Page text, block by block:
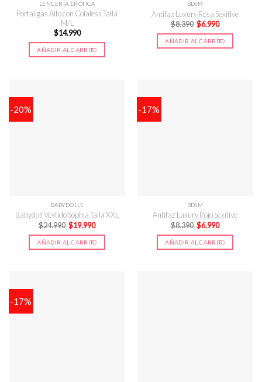
LENCERÍA ERÓTICA
Portaligas Alto con Colaless Talla
M/L
$14.990
AÑADIR AL CARRITO
BDSM
Antifaz Luxury Rosa Sexitive
$8.390 El
precio
original
era:
$8.390.
$6.990El
actual
es:
$6.990.
AÑADIR AL CARRITO
-20%
BABYDOLLS
Babydoll Vestido Sophia Talla XXL
$24.990 El
precio
original
era:
$24.990.
$19.990El
actual
es:
$19.990.
AÑADIR AL CARRITO
-17%
BDSM
Antifaz Luxury Rojo Sexitive
$8.390 El
precio
original
era:
$8.390.
$6.990El
actual
es:
$6.990.
AÑADIR AL CARRITO
-17%